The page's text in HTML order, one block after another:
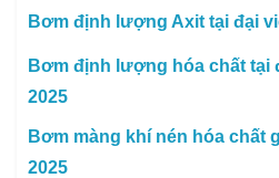
Bơm định lượng Axit tại đại
Bơm định lượng hóa chất tại
2025
Bơm màng khí nén hóa chất
2025